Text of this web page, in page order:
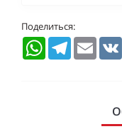
Поделиться:
WhatsAppTelegramEmail